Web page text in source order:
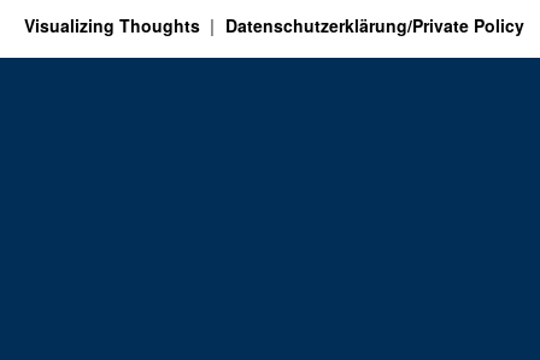
Visualizing Thoughts Datenschutzerklärung/Private Policy